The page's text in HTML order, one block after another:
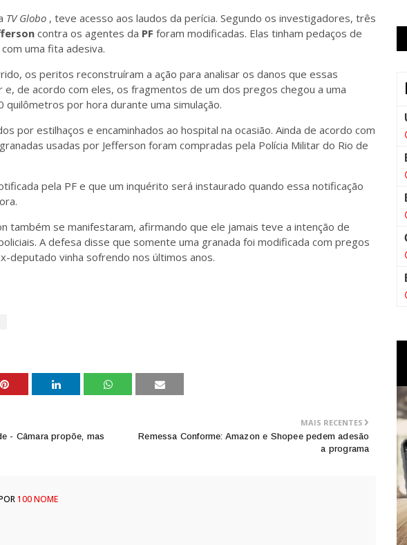
TV Globo , teve acesso aos laudos da perícia. Segundo os investigadores, três
contra os agentes da PF foram modificadas. Elas tinham pedaços de
uma fita adesiva.
os peritos reconstruíram a ação para analisar os danos que essas
e, de acordo com eles, os fragmentos de um dos pregos chegou a uma
quilômetros por hora durante uma simulação.
por estilhaços e encaminhados ao hospital na ocasião. Ainda de acordo com
usadas por Jefferson foram compradas pela Polícia Militar do Rio de
pela PF e que um inquérito será instaurado quando essa notificação
também se manifestaram, afirmando que ele jamais teve a intenção de
A defesa disse que somente uma granada foi modificada com pregos
deputado vinha sofrendo nos últimos anos.
MAIS RECENTES
Remessa Conforme: Amazon e Shopee pedem adesão
a programa
- Câmara propõe, mas
100 NOME